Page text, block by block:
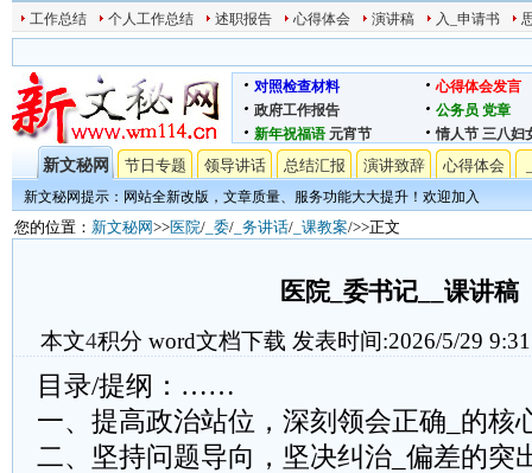
工作总结 个人工作总结 述职报告 心得体会 演讲稿 入_申请书
对照检查材料
心得体会发言
政府工作报告
公务员 党章
新年祝福语 元宵节 情人节 三八妇
新文秘网 节日专题 领导讲话 总结汇报 演讲致辞 心得体会
新文秘网提示：网站全新改版，文章质量、服务功能大大提升！欢迎加入
您的位置： 新文秘网>>医院/ _委/ _务讲话/ _课教案/>>正文
医院_委书记__课讲稿
本文4积分 word文档下载 发表时间:2026/5/29
目录/提纲：……
一、提高政治站位，深刻领会正确_的核
二、坚持问题导向，坚决纠治_偏差的突